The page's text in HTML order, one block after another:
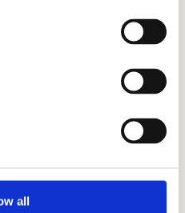
all
Bussarong Tidlös i nattsvart färg
Välj storlek